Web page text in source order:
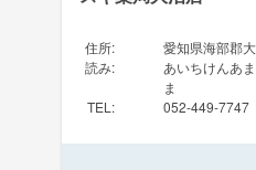
住所:
愛知県海部郡
読み:
あいちけんあ
ま
TEL : 052-449-7747